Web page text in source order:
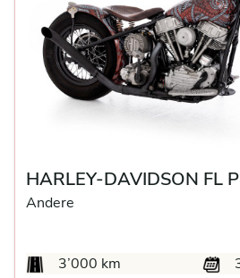
HARLEY-DAVIDSON FL
Andere
3’000 km